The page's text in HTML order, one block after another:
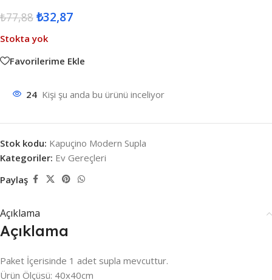
₺77,88 ₺32,87
Stokta yok
Favorilerime Ekle
24 Kişi şu anda bu ürünü inceliyor
Stok kodu: Kapuçino Modern Supla
Kategoriler: Ev Gereçleri
Paylaş
Açıklama
Açıklama
Paket İçerisinde 1 adet supla mevcuttur.
Ürün Ölçüsü: 40x40cm